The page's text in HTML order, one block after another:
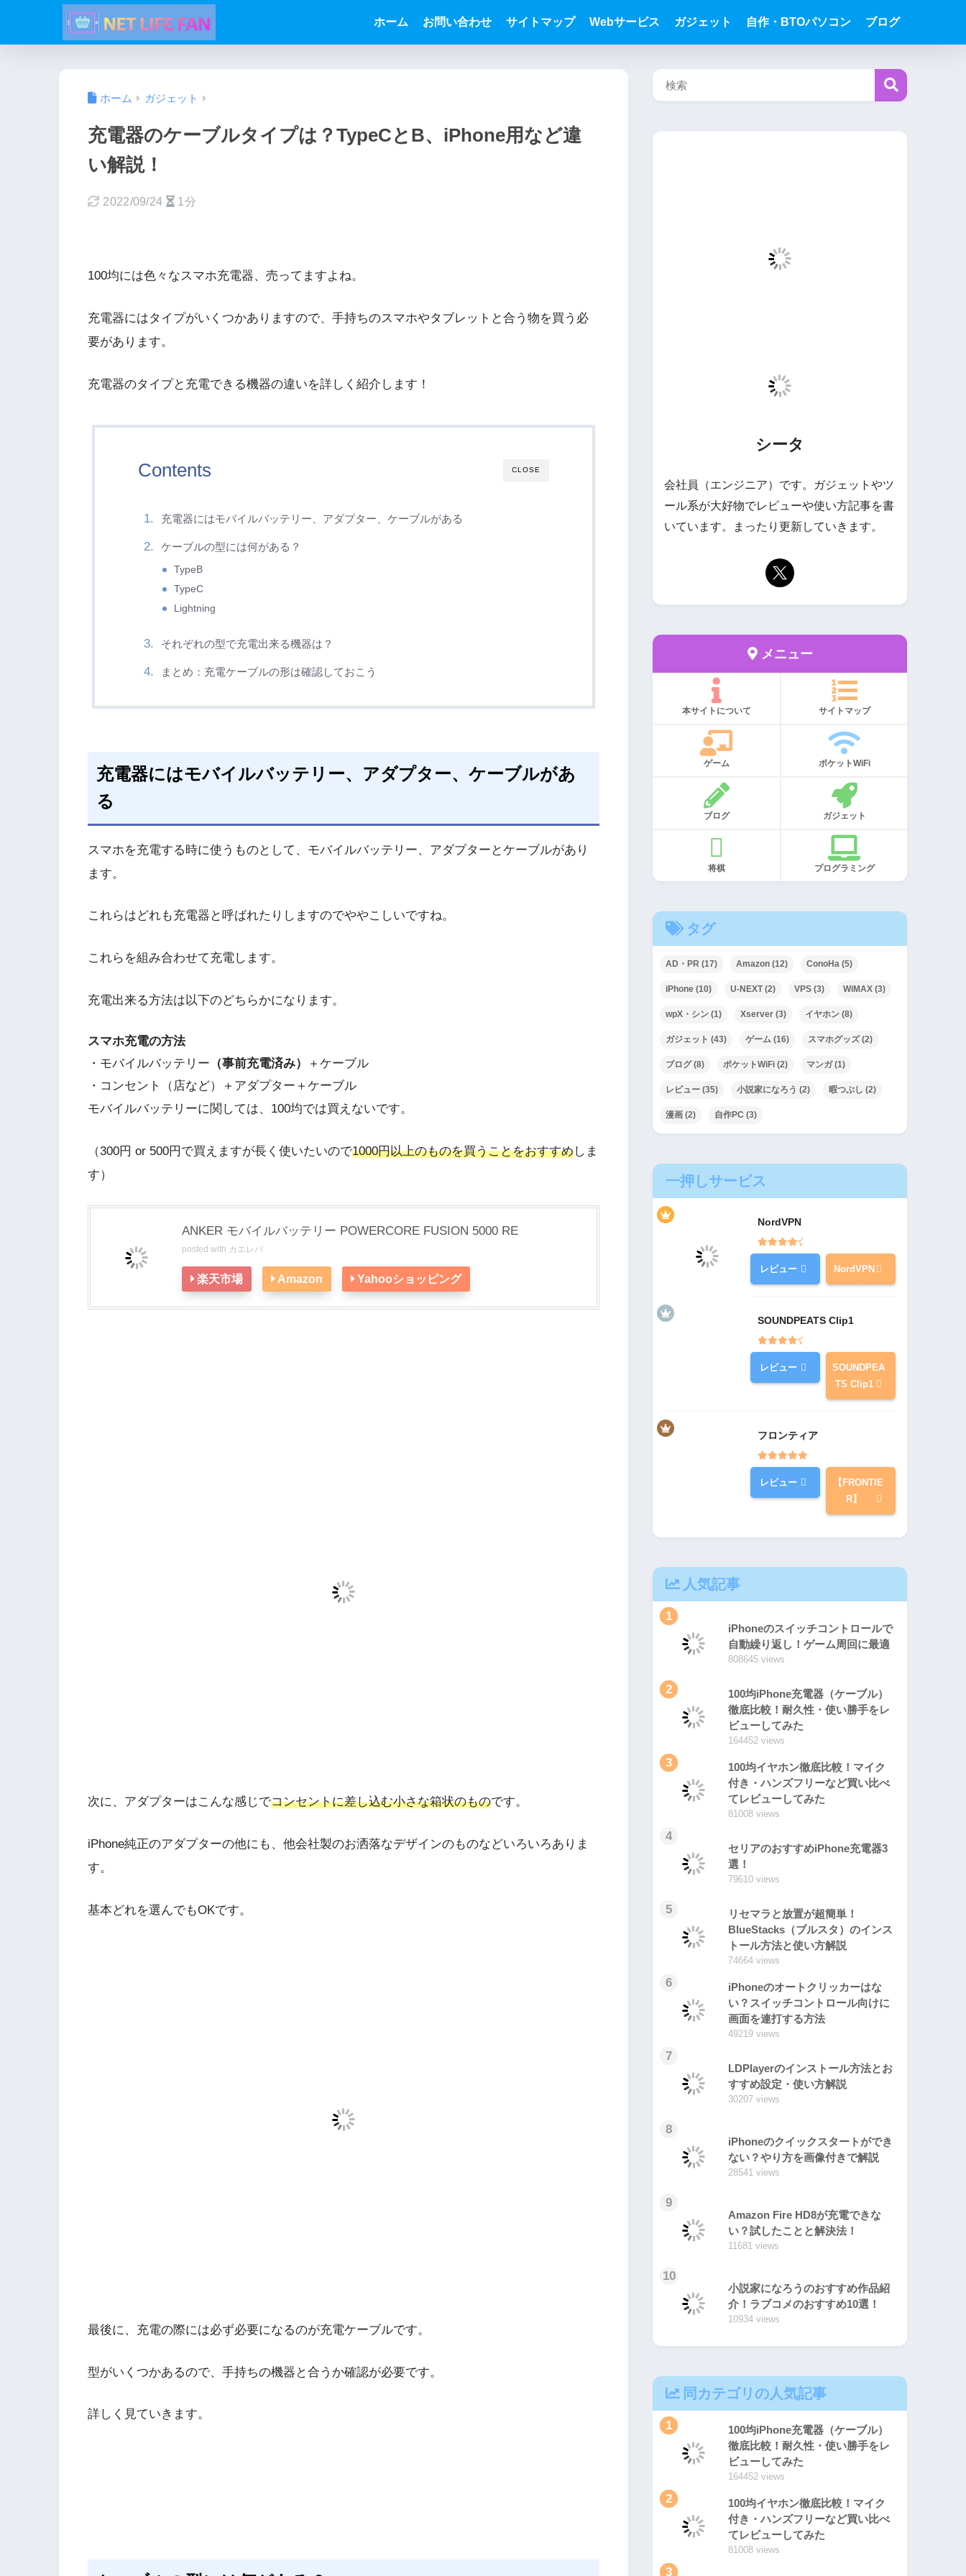
ホーム お問い合わせ サイトマップ Webサービス ガジェット 自作・BTOパソコン ブログ
ホーム ガジェット
充電器のケーブルタイプは？TypeCとB、iPhone用など違
い解説！
2022/09/24 1分
100均には色々なスマホ充電器、売ってますよね。
充電器にはタイプがいくつかありますので、手持ちのスマホやタブレットと合う物を買う必
要があります。
充電器のタイプと充電できる機器の違いを詳しく紹介します！
CLOSE
Contents
充電器にはモバイルバッテリー、アダプター、ケーブルがある
ケーブルの型には何がある？
TypeB
TypeC
Lightning
それぞれの型で充電出来る機器は？
まとめ：充電ケーブルの形は確認しておこう
充電器にはモバイルバッテリー、アダプター、ケーブルがあ
る
スマホを充電する時に使うものとして、モバイルバッテリー、アダプターとケーブルがあり
ます。
これらはどれも充電器と呼ばれたりしますのでややこしいですね。
これらを組み合わせて充電します。
充電出来る方法は以下のどちらかになります。
スマホ充電の方法
・モバイルバッテリー （事前充電済み）
＋ケーブル
・コンセント（店など）＋アダプター＋ケーブル
モバイルバッテリーに関しては、100均では買えないです。
（300円 or 500円で買えますが長く使いたいので1000円以上のものを買うことをおすすめしま
す）
ANKER モバイルバッテリー POWERCORE FUSION 5000 RE
posted with カエレバ
楽天市場 Amazon Yahooショッピング
次に、アダプターはこんな感じでコンセントに差し込む小さな箱状のものです。
iPhone純正のアダプターの他にも、他会社製のお洒落なデザインのものなどいろいろありま
す。
基本どれを選んでもOKです。
最後に、充電の際には必ず必要になるのが充電ケーブルです。
型がいくつかあるので、手持ちの機器と合うか確認が必要です。
詳しく見ていきます。
シータ
会社員（エンジニア）です。ガジェットやツ
ール系が大好物でレビューや使い方記事を書
いています。まったり更新していきます。
メニュー
本サイトについて サイトマップ
ゲーム ポケットWiFi
ブログ ガジェット
将棋 プログラミング
タグ
AD・PR (17) Amazon (12) ConoHa (5)
iPhone (10) U-NEXT(2) VPS (3) WiMAX (3)
wpX・シン (1) Xserver (3) イヤホン (8)
ガジェット (43) ゲーム (16) スマホグッズ(2)
ブログ(8) ポケットWiFi (2) マンガ(1)
レビュー (35) 小説家になろう (2) 暇つぶし (2)
漫画 (2) 自作PC (3)
一押しサービス
NordVPN
レビュー NordVPN
SOUNDPEATS Clip1
レビュー
SOUNDPEA
TS Clip1
フロンティア
レビュー
【FRONTIE
R】
人気記事
1
iPhoneのスイッチコントロールで
自動繰り返し！ゲーム周回に最適
808645 views
2
100均iPhone充電器（ケーブル）
徹底比較！耐久性・使い勝手をレ
ビューしてみた
164452 views
3
100均イヤホン徹底比較！マイク
付き・ハンズフリーなど買い比べ
てレビューしてみた
81008 views
4
セリアのおすすめiPhone充電器3
選！
79610 views
5
リセマラと放置が超簡単！
BlueStacks（ブルスタ）のインス
トール方法と使い方解説
74664 views
6
iPhoneのオートクリッカーはな
い？スイッチコントロール向けに
画面を連打する方法
49219 views
7
LDPlayerのインストール方法とお
すすめ設定・使い方解説
30207 views
8
iPhoneのクイックスタートができ
ない？やり方を画像付きで解説
28541 views
9
Amazon Fire HD8が充電できな
い？試したことと解決法！
11681 views
10
小説家になろうのおすすめ作品紹
介！ラブコメのおすすめ10選！
10934 views
同カテゴリの人気記事
1
100均iPhone充電器（ケーブル）
徹底比較！耐久性・使い勝手をレ
ビューしてみた
164452 views
2
100均イヤホン徹底比較！マイク
付き・ハンズフリーなど買い比べ
てレビューしてみた
81008 views
3